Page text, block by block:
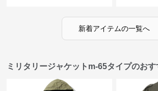
新着アイテムの一覧へ
ミリタリージャケットm-65タイプのお